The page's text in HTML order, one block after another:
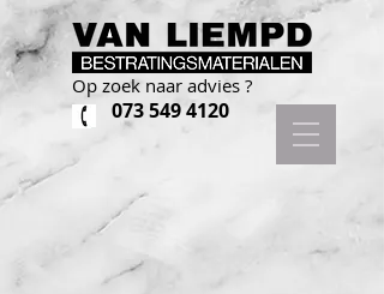
Op zoek naar advies ?
073 549 4120